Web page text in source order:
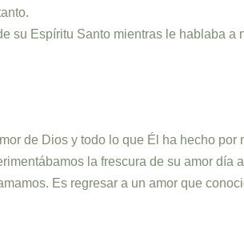
su Espíritu Santo mientras le hablaba a
de Dios y todo lo que Él ha hecho por
la frescura de su amor día
Es regresar a un amor que